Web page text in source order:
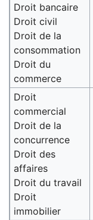
Droit bancaire
Droit civil
Droit de la
consommation
Droit du
commerce
Droit
commercial
Droit de la
concurrence
Droit des
affaires
Droit du travail
Droit
immobilier